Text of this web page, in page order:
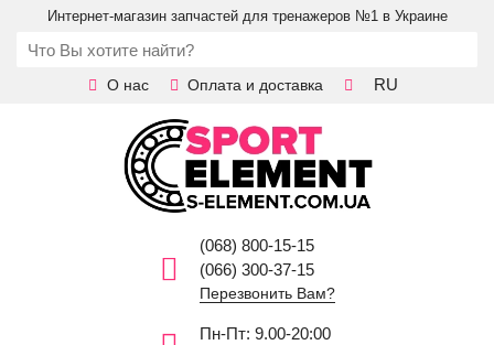
Интернет-магазин запчастей для тренажеров №1 в Украине
О нас Оплата и доставка RU
(068) 800-15-15
(066) 300-37-15
Перезвонить Вам?
Пн-Пт: 9.00-20:00